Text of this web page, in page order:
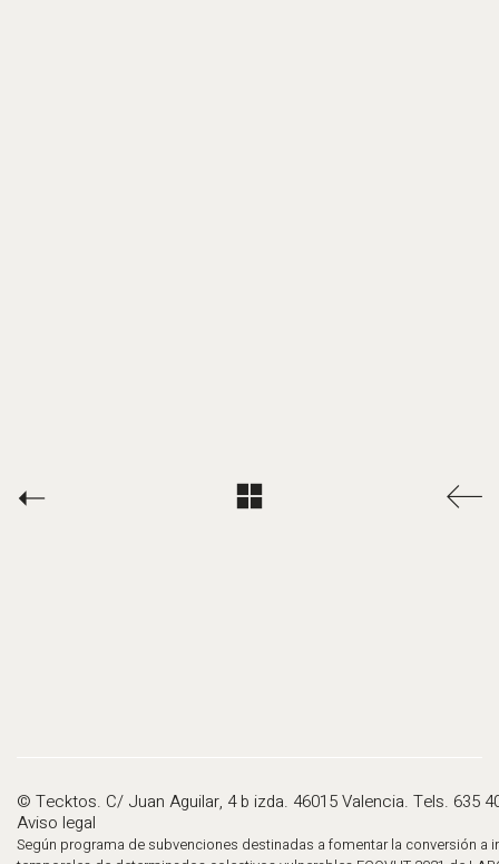
© Tecktos. C/ Juan Aguilar, 4 b izda. 46015 Valencia. Tels. 635
Aviso legal
Según programa de subvenciones destinadas a fomentar la conversión a